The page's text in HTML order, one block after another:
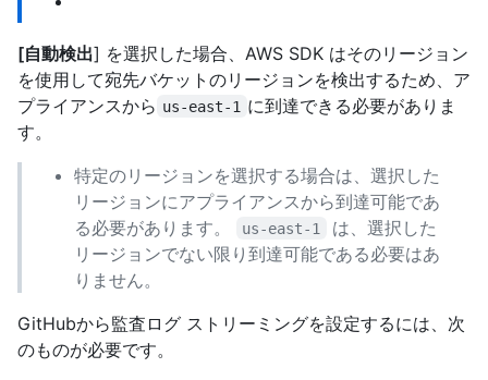
[自動検出] を選択した場合、AWS SDK はそのリージョン
を使用して宛先バケットのリージョンを検出するため、ア
プライアンスから us-east-1 に到達できる必要がありま
す。
特定のリージョンを選択する場合は、選択した
リージョンにアプライアンスから到達可能であ
る必要があります。
us-east-1
は、選択した
リージョンでない限り到達可能である必要はあ
りません。
GitHubから監査ログ ストリーミングを設定するには、次
のものが必要です。